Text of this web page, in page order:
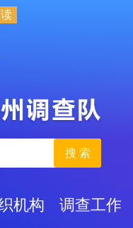
搜 索
机构 调查工作